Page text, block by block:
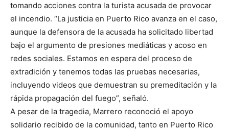
tomando acciones contra la turista acusada de provocar
el incendio. “La justicia en Puerto Rico avanza en el caso,
aunque la defensora de la acusada ha solicitado libertad
bajo el argumento de presiones mediáticas y acoso en
redes sociales. Estamos en espera del proceso de
extradición y tenemos todas las pruebas necesarias,
incluyendo videos que demuestran su premeditación y la
rápida propagación del fuego”, señaló.
A pesar de la tragedia, Marrero reconoció el apoyo
solidario recibido de la comunidad, tanto en Puerto Rico